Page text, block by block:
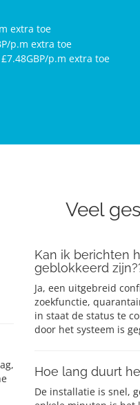
extra toe
p.m extra toe
p.m extra toe
Veel
Kan ik berichten
geblokkeerd
Ja, een uitgebreid
zoekfunctie,
in staat de status te
door het systeem is
Hoe lang duurt
De installatie is snel,